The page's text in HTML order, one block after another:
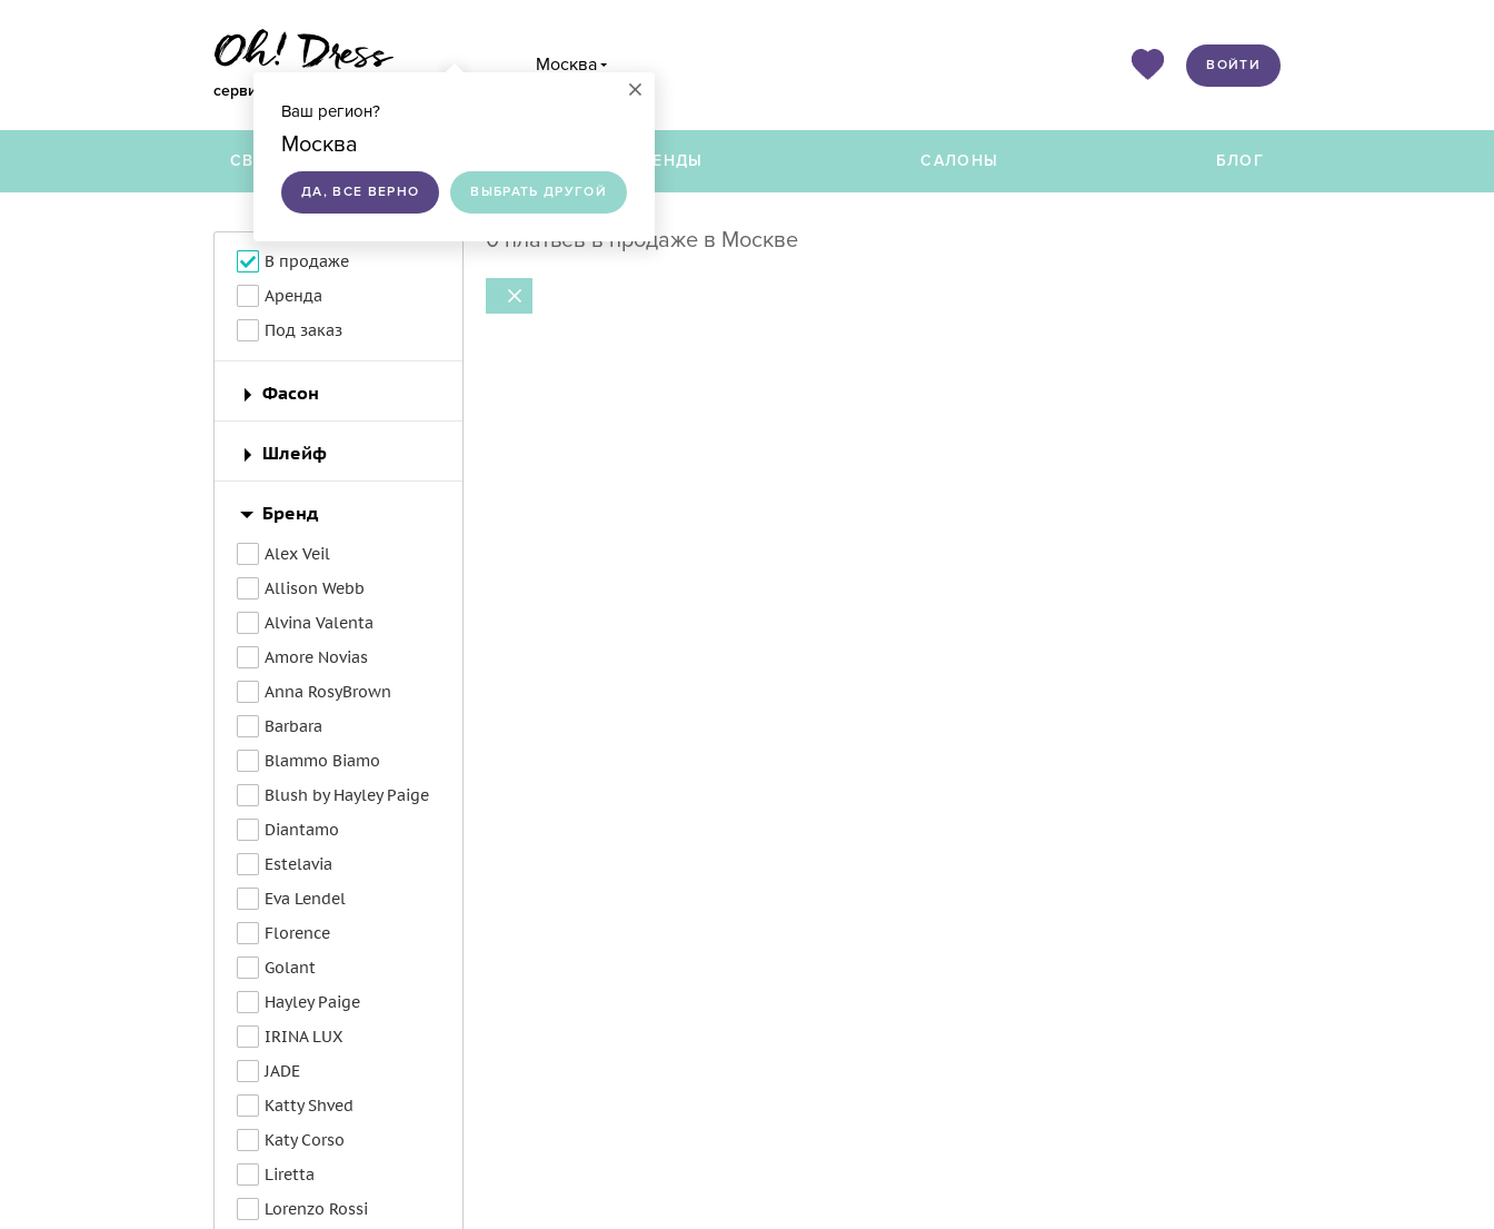
сервис по подбору свадебных платьев
Москва
×
Ваш регион?
Москва
ДА, ВСЕ ВЕРНО ВЫБРАТЬ ДРУГОЙ
ВОЙТИ
СВАДЕБНЫЕ ПЛАТЬЯ БРЕНДЫ САЛОНЫ БЛОГ
В продаже
Аренда
Под заказ
Фасон
Шлейф
Бренд
Alex Veil
Allison Webb
Alvina Valenta
Amore Novias
Anna RosyBrown
Barbara
Blammo Biamo
Blush by Hayley Paige
Diantamo
Estelavia
Eva Lendel
Florence
Golant
Hayley Paige
IRINA LUX
JADE
Katty Shved
Katy Corso
Liretta
Lorenzo Rossi
0 платьев в продаже в Москве